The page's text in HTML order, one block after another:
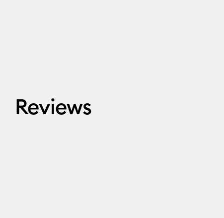
Reviews